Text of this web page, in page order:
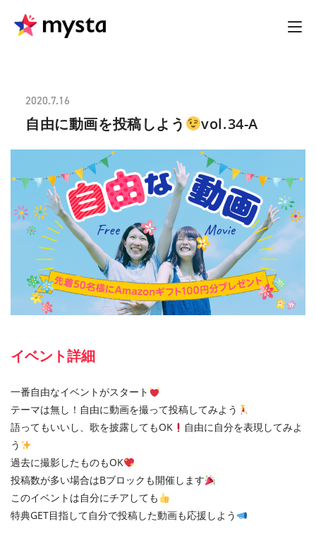
2020.7.16
自由に動画を投稿しよう vol.34-A
イベント詳細
一番自由なイベントがスタート
テーマは無し！自由に動画を撮って投稿してみよう
語ってもいいし、歌を披露してもOK
自由に自分を表現してみよ
う
過去に撮影したものもOK
投稿数が多い場合はBブロックも開催します
このイベントは自分にチアしても
特典GET目指して自分で投稿した動画も応援しよう